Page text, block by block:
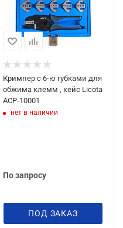
Кримпер с 6-ю губками для
обжима клемм , кейс Licota
ACP-10001
нет в наличии
По запросу
ПОД ЗАКАЗ